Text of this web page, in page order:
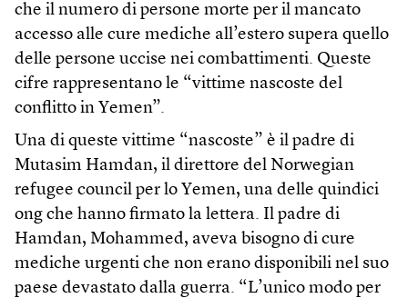
che il numero di persone morte per il mancato
accesso alle cure mediche all’estero supera quello
delle persone uccise nei combattimenti. Queste
cifre rappresentano le “vittime nascoste del
conflitto in Yemen”.
Una di queste vittime “nascoste” è il padre di
Mutasim Hamdan, il direttore del Norwegian
refugee council per lo Yemen, una delle quindici
ong che hanno firmato la lettera. Il padre di
Hamdan, Mohammed, aveva bisogno di cure
mediche urgenti che non erano disponibili nel suo
paese devastato dalla guerra. “L’unico modo per